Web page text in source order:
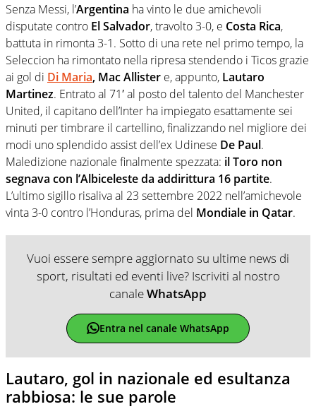
Senza Messi, l’Argentina ha vinto le due amichevoli
disputate contro El Salvador, travolto 3-0, e Costa Rica,
battuta in rimonta 3-1. Sotto di una rete nel primo tempo, la
Seleccion ha rimontato nella ripresa stendendo i Ticos grazie
ai gol di Di Maria, Mac Allister e, appunto, Lautaro
Martinez. Entrato al 71′ al posto del talento del Manchester
United, il capitano dell’Inter ha impiegato esattamente sei
minuti per timbrare il cartellino, finalizzando nel migliore dei
modi uno splendido assist dell’ex Udinese De Paul.
Maledizione nazionale finalmente spezzata: il Toro non
segnava con l’Albiceleste da addirittura 16 partite.
L’ultimo sigillo risaliva al 23 settembre 2022 nell’amichevole
vinta 3-0 contro l’Honduras, prima del Mondiale in Qatar.
Vuoi essere sempre aggiornato su ultime news di
sport, risultati ed eventi live? Iscriviti al nostro
canaleWhatsApp
Entra nel canale WhatsApp
Lautaro, gol in nazionale ed esultanza
rabbiosa: le sue parole